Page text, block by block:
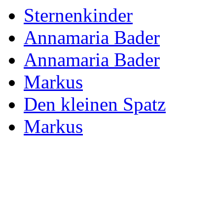
Sternenkinder
Annamaria Bader
Annamaria Bader
Markus
Den kleinen Spatz
Markus